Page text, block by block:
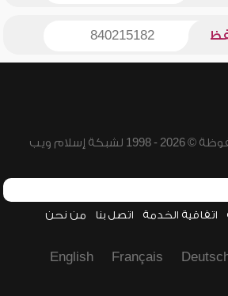
840215182
إسلام ويب
اتفاقية الخدمة اتصل بنا من نحن
Français
English